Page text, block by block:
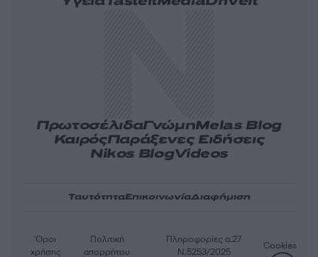
ΠρωτοσέλιδαΓνώμηMelas Blog
ΚαιρόςΠαράξενες Ειδήσεις
Nikos BlogVideos
ΤαυτότηταΕπικοινωνίαΔιαφήμιση
Όροι
χρήσης
Πολιτική
απορρήτου
Πληροφορίες α.27
Ν.5253/2025
Cookies